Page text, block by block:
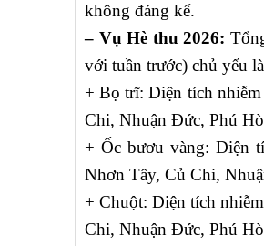
không đáng kể.
– Vụ Hè thu 2026:
với tuần trước) chủ yếu
+ Bọ trĩ: Diện tích
Chi, Nhuận Đức, Phú
+ Ốc bươu vàng: Diện
Nhơn Tây, Củ Chi,
+ Chuột: Diện tích
Chi, Nhuận Đức, Phú